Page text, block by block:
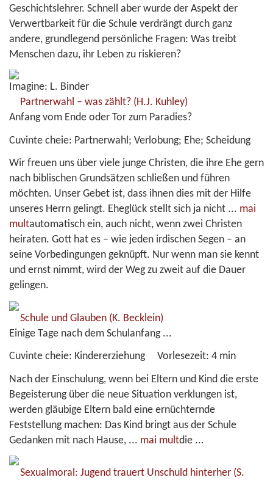
Geschichtslehrer. Schnell aber wurde der Aspekt der
Verwertbarkeit für die Schule verdrängt durch ganz
andere, grundlegend persönliche Fragen: Was treibt
Menschen dazu, ihr Leben zu riskieren?
Imagine: L. Binder
Partnerwahl – was zählt? (H.J. Kuhley)
Anfang vom Ende oder Tor zum Paradies?
Cuvinte cheie: Partnerwahl; Verlobung; Ehe; Scheidung
Wir freuen uns über viele junge Christen, die ihre Ehe gern
nach biblischen Grundsätzen schließen und führen
möchten. Unser Gebet ist, dass ihnen dies mit der Hilfe
unseres Herrn gelingt. Eheglück stellt sich ja nicht ... mai
multautomatisch ein, auch nicht, wenn zwei Christen
heiraten. Gott hat es – wie jeden irdischen Segen – an
seine Vorbedingungen geknüpft. Nur wenn man sie kennt
und ernst nimmt, wird der Weg zu zweit auf die Dauer
gelingen.
Schule und Glauben (K. Becklein)
Einige Tage nach dem Schulanfang ...
Cuvinte cheie: Kindererziehung Vorlesezeit: 4 min
Nach der Einschulung, wenn bei Eltern und Kind die erste
Begeisterung über die neue Situation verklungen ist,
werden gläubige Eltern bald eine ernüchternde
Feststellung machen: Das Kind bringt aus der Schule
Gedanken mit nach Hause, ... mai multdie ...
Sexualmoral: Jugend trauert Unschuld hinterher (S.